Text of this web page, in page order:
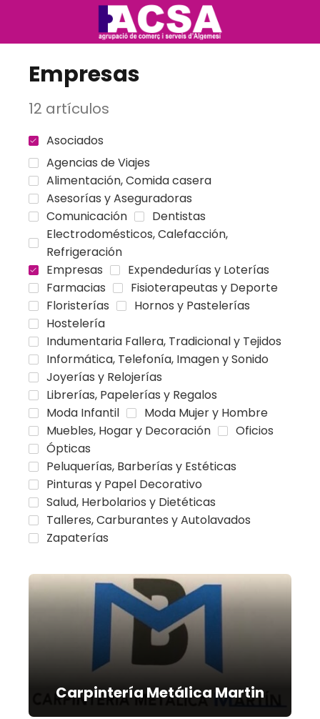
Empresas
12 artículos
Asociados
Agencias de Viajes
Alimentación, Comida casera
Asesorías y Aseguradoras
Comunicación
Dentistas
Electrodomésticos, Calefacción,
Refrigeración
Empresas
Expendedurías y Loterías
Farmacias
Fisioterapeutas y Deporte
Floristerías
Hornos y Pastelerías
Hostelería
Indumentaria Fallera, Tradicional y Tejidos
Informática, Telefonía, Imagen y Sonido
Joyerías y Relojerías
Librerías, Papelerías y Regalos
Moda Infantil
Moda Mujer y Hombre
Muebles, Hogar y Decoración
Oficios
Ópticas
Peluquerías, Barberías y Estéticas
Pinturas y Papel Decorativo
Salud, Herbolarios y Dietéticas
Talleres, Carburantes y Autolavados
Zapaterías
Carpintería Metálica Martin